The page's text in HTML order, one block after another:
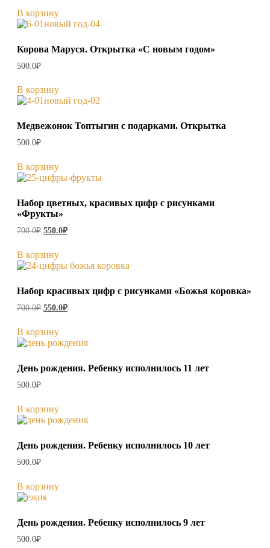
В корзину
Корова Маруся. Открытка «С новым годом»
500.0₽
В корзину
Медвежонок Топтыгин с подарками. Открытка
500.0₽
В корзину
Набор цветных, красивых цифр с рисунками
«Фрукты»
700.0₽ Первоначальная
700.0₽.
550.0₽Текущая
В корзину
Набор красивых цифр с рисунками «Божья коровка»
700.0₽ Первоначальная
700.0₽.
550.0₽Текущая
В корзину
День рождения. Ребенку исполнилось 11 лет
500.0₽
В корзину
День рождения. Ребенку исполнилось 10 лет
500.0₽
В корзину
День рождения. Ребенку исполнилось 9 лет
500.0₽